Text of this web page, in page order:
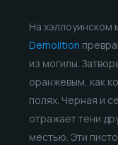
На хэллоуинском
Demolition
из могилы.
оранжевым, как
полях. Черная и
отражает тени
местью. Эти